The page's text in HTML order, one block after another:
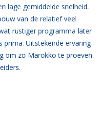
lage gemiddelde snelheid.
van de relatief veel
rustiger programma later
prima. Uitstekende ervaring
om zo Marokko te proeven